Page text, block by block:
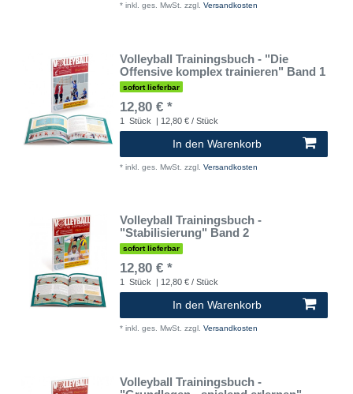
* inkl. ges. MwSt. zzgl. Versandkosten
Volleyball Trainingsbuch - "Die
Offensive komplex trainieren" Band 1
sofort lieferbar
12,80 € *
1 Stück | 12,80 € / Stück
In den Warenkorb
* inkl. ges. MwSt. zzgl. Versandkosten
Volleyball Trainingsbuch -
"Stabilisierung" Band 2
sofort lieferbar
12,80 € *
1 Stück | 12,80 € / Stück
In den Warenkorb
* inkl. ges. MwSt. zzgl. Versandkosten
Volleyball Trainingsbuch -